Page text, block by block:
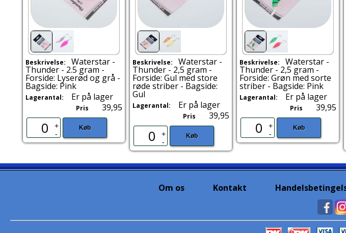
Beskrivelse: Waterstar -
Thunder - 2.5 gram -
Forside: Lyserød og grå -
Bagside: Pink
Lagerantal: Er på lager
Pris 39,95
+
-
Køb
Beskrivelse: Waterstar -
Thunder - 2,5 gram -
Forside: Gul med store
røde striber - Bagside:
Gul
Lagerantal: Er på lager
Pris 39,95
+
-
Køb
Beskrivelse: Waterstar -
Thunder - 2,5 gram -
Forside: Grøn med sorte
striber - Bagside: Pink
Lagerantal: Er på lager
Pris 39,95
+
-
Køb
Om os Kontakt